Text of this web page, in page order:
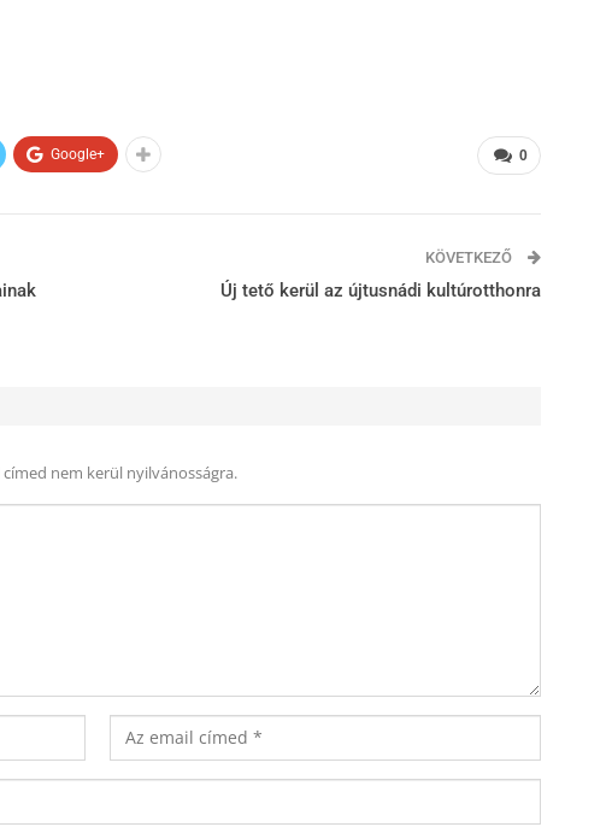
0
Google+
KÖVETKEZŐ
Új tető kerül az újtusnádi kultúrotthonra
címed nem kerül nyilvánosságra.